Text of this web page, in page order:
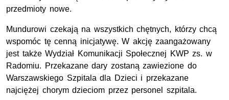
przedmioty nowe.
Mundurowi czekają na wszystkich chętnych, którzy chcą
wspomóc tę cenną inicjatywę. W akcję zaangażowany
jest także Wydział Komunikacji Społecznej KWP zs. w
Radomiu. Przekazane dary zostaną zawiezione do
Warszawskiego Szpitala dla Dzieci i przekazane
najciężej chorym dzieciom przez personel szpitala.